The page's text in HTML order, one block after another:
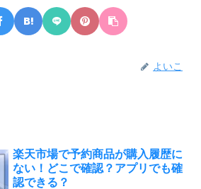
よいこ
楽天市場で予約商品が購入履歴に
ない！どこで確認？アプリでも確
認できる？